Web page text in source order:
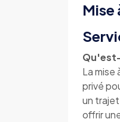
Mise
Qu'est-
La mise
privé
un trajet
offrir